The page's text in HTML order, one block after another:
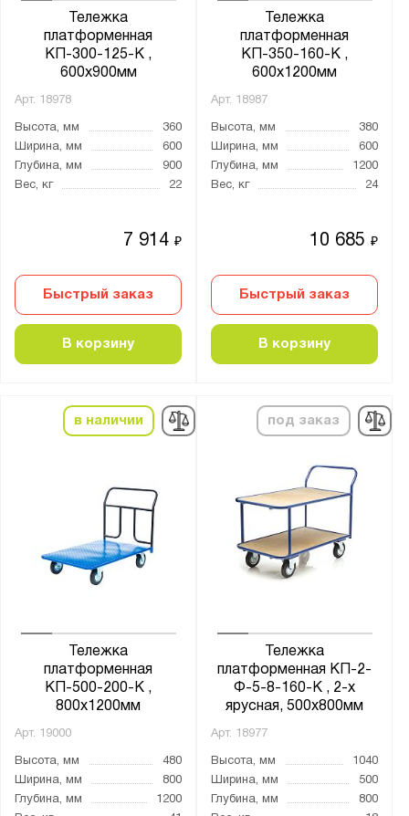
Тележка
платформенная
КП-300-125-К ,
600х900мм
Арт. 18978
Высота, мм
360
Ширина, мм
600
Глубина, мм
900
Вес, кг
22
7 914₽
Быстрый заказ
В корзину
Тележка
платформенная
КП-350-160-К ,
600х1200мм
Арт. 18987
Высота, мм
380
Ширина, мм
600
Глубина, мм
1200
Вес, кг
24
10 685₽
Быстрый заказ
В корзину
в наличии
Тележка
платформенная
КП-500-200-К ,
800х1200мм
Арт. 19000
Высота, мм
480
Ширина, мм
800
Глубина, мм
1200
под заказ
Тележка
платформенная КП-2-
Ф-5-8-160-К , 2-х
ярусная, 500х800мм
Арт. 18977
Высота, мм
1040
Ширина, мм
500
Глубина, мм
800
Грузоподъёмность тележки, кг:
от
Количество полок, шт.:
от
Тип покрытия поверхности:
Нагрузка на полку, кг:
Графитовый (RAL 7012)
Сигнальный синий (RAL 5005)
Диаметр колёс:
100
127
150
180*50